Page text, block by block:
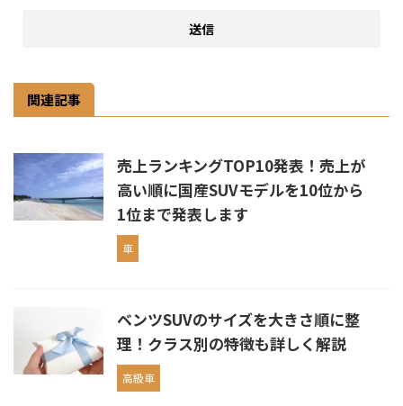
関連記事
売上ランキングTOP10発表！売上が
高い順に国産SUVモデルを10位から
1位まで発表します
車
ベンツSUVのサイズを大きさ順に整
理！クラス別の特徴も詳しく解説
高級車